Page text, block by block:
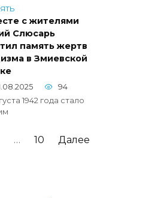
с жителями
Слюсарь
память жертв
в Змиевской
94
1942 года стало
… 10 Далее